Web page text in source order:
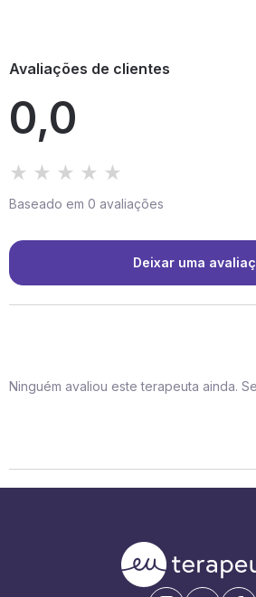
Avaliações de clientes
0,0
Baseado em 0 avaliações
Deixar uma
Ninguém avaliou este terapeuta ainda.